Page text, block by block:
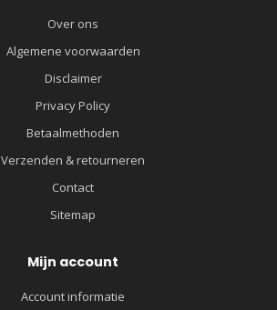
Over ons
Algemene voorwaarden
Disclaimer
Privacy Policy
Betaalmethoden
Verzenden & retourneren
Contact
Sitemap
Mijn account
Account informatie